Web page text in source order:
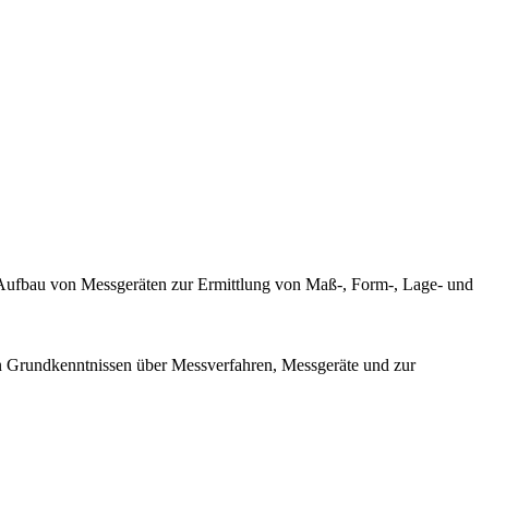
von Messgeräten zur Ermittlung von Maß-, Form-, Lage- und
über Messverfahren, Messgeräte und zur